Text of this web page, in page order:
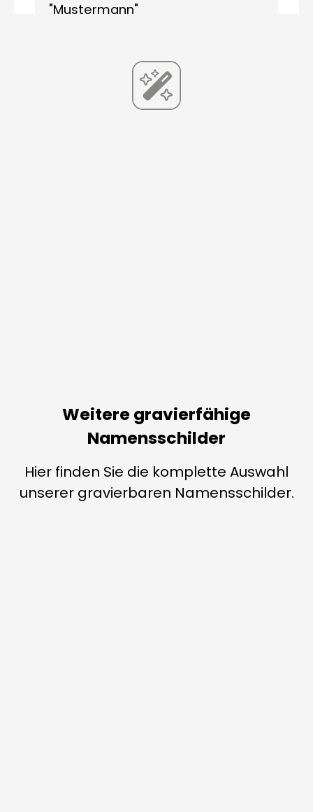
Weitere gravierfähige
Namensschilder
Hier finden Sie die komplette Auswahl
unserer gravierbaren Namensschilder.